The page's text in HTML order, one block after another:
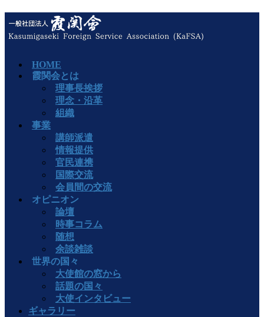
HOME
霞関会とは
理事長挨拶
理念・沿革
組織
事業
講師派遣
情報提供
官民連携
国際交流
会員間の交流
オピニオン
論壇
時事コラム
随想
余談雑談
世界の国々
大使館の窓から
話題の国々
大使インタビュー
ギャラリー